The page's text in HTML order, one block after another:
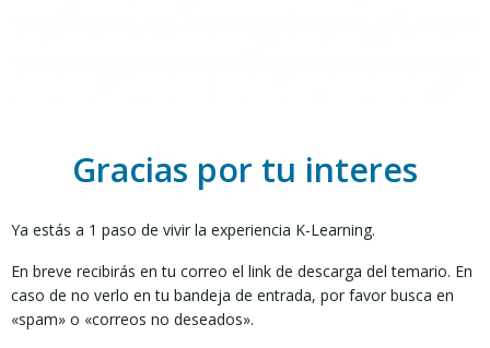
Gracias por tu interes
Ya estás a 1 paso de vivir la experiencia K-Learning.
En breve recibirás en tu correo el link de descarga del temario. En
caso de no verlo en tu bandeja de entrada, por favor busca en
«spam» o «correos no deseados».